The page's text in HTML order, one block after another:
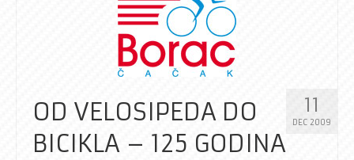
11
DEC 2009
OD VELOSIPEDA DO
BICIKLA – 125 GODINA